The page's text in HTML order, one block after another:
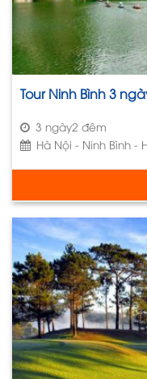
Tour Ninh Bình 3
3 ngày2 đêm
Hà Nội - Ninh Bình -